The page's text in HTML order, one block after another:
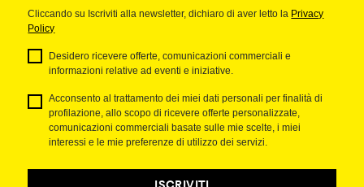
Cliccando su Iscriviti alla newsletter, dichiaro di aver letto la Privacy
Policy
Desidero ricevere offerte, comunicazioni commerciali e
informazioni relative ad eventi e iniziative.
Acconsento al trattamento dei miei dati personali per finalità di
profilazione, allo scopo di ricevere offerte personalizzate,
comunicazioni commerciali basate sulle mie scelte, i miei
interessi e le mie preferenze di utilizzo dei servizi.